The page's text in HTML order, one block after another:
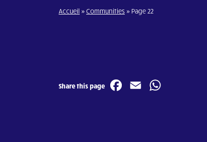
Accueil »Communities » Page 22
Share this page Facebook
Email